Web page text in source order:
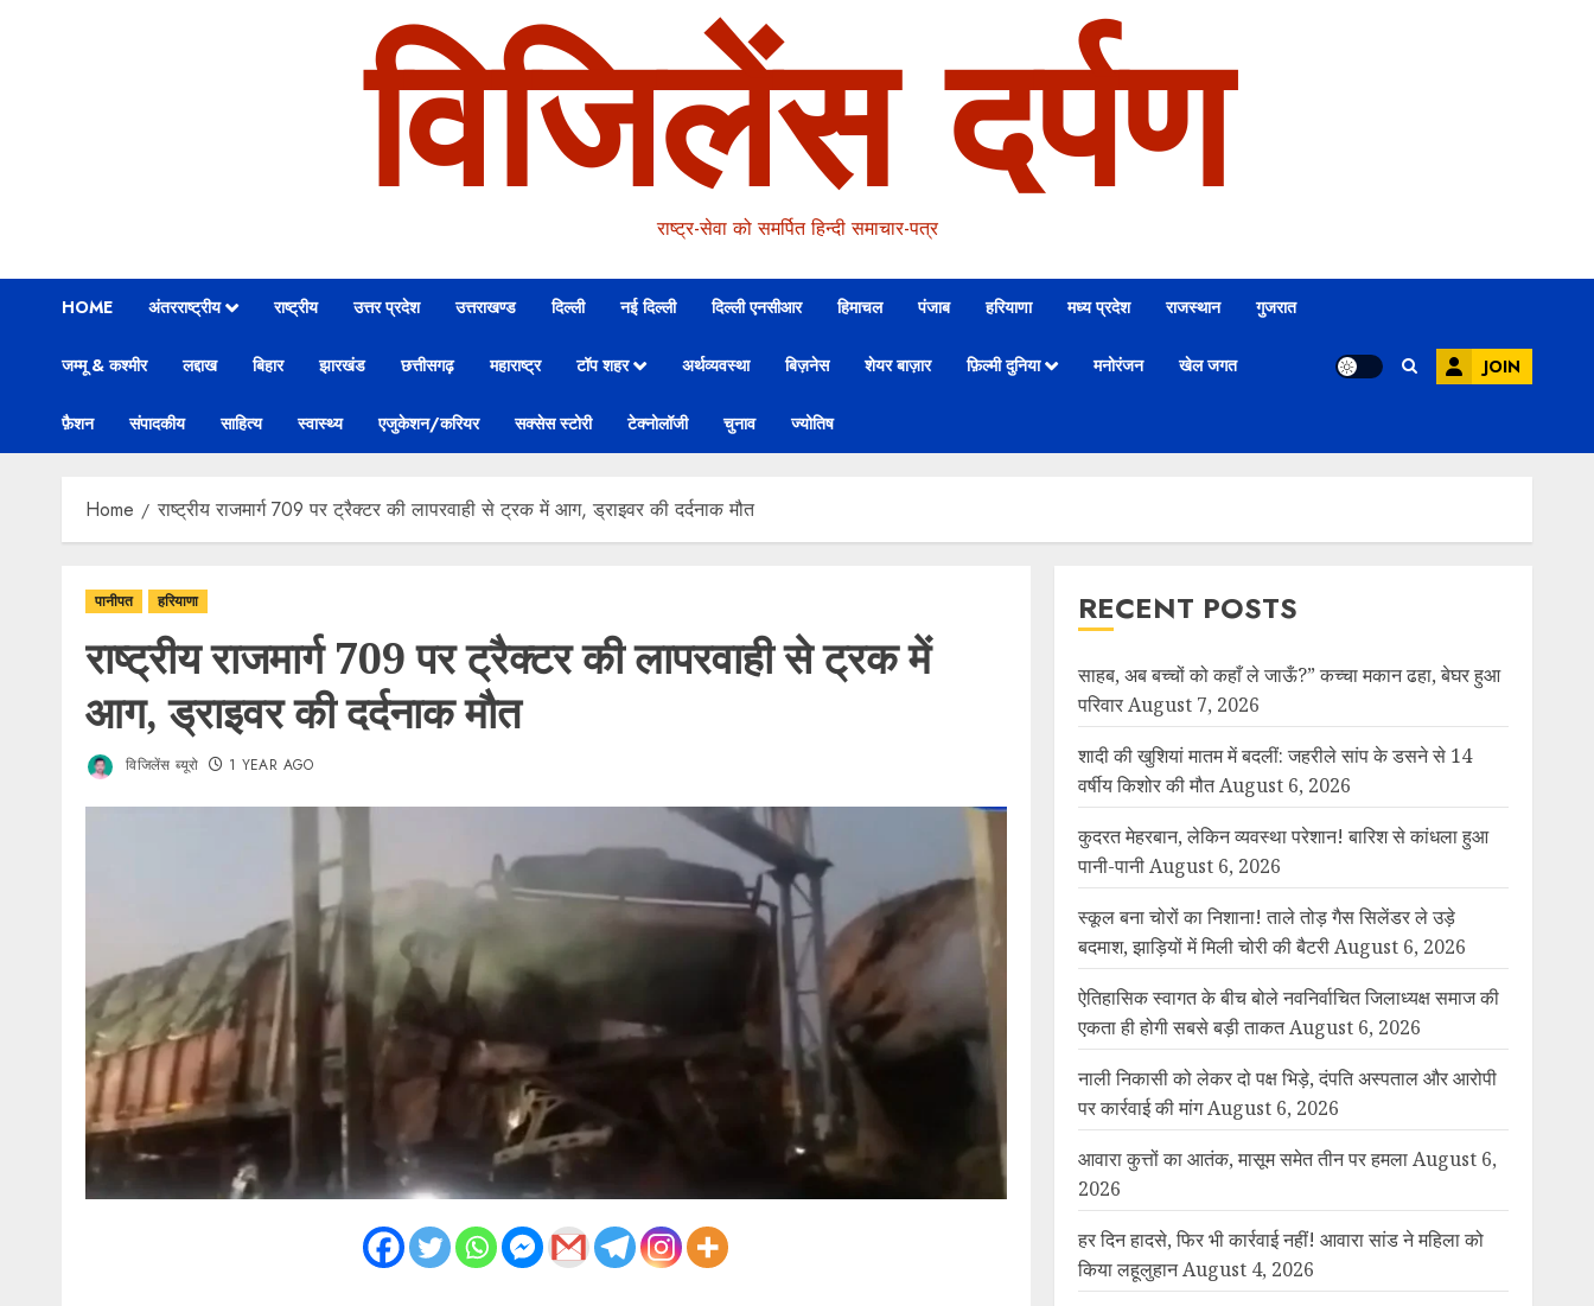
विजिलेंस दर्पण
राष्ट्र-सेवा को समर्पित हिन्दी समाचार-पत्र
HOME अंतरराष्ट्रीय राष्ट्रीय उत्तर प्रदेश उत्तराखण्ड दिल्ली नई दिल्ली दिल्ली एनसीआर हिमाचल पंजाब हरियाणा मध्य प्रदेश राजस्थान गुजरात
जम्मू & कश्मीर लद्दाख बिहार झारखंड छत्तीसगढ़ महाराष्ट्र टॉप शहर अर्थव्यवस्था बिज़नेस शेयर बाज़ार फ़िल्मी दुनिया मनोरंजन खेल जगत
फ़ैशन संपादकीय साहित्य स्वास्थ्य एजुकेशन/करियर सक्सेस स्टोरी टेक्नोलॉजी चुनाव ज्योतिष
JOIN
Home राष्ट्रीय राजमार्ग 709 पर ट्रैक्टर की लापरवाही से ट्रक में आग, ड्राइवर की दर्दनाक मौत
पानीपत हरियाणा
राष्ट्रीय राजमार्ग 709 पर ट्रैक्टर की लापरवाही से ट्रक में
आग, ड्राइवर की दर्दनाक मौत
विजिलेंस ब्यूरो 1 YEAR AGO
RECENT POSTS
साहब, अब बच्चों को कहाँ ले जाऊँ?” कच्चा मकान ढहा, बेघर हुआ
परिवार August 7, 2026
शादी की खुशियां मातम में बदलीं: जहरीले सांप के डसने से 14
वर्षीय किशोर की मौत August 6, 2026
कुदरत मेहरबान, लेकिन व्यवस्था परेशान! बारिश से कांधला हुआ
पानी-पानी August 6, 2026
स्कूल बना चोरों का निशाना! ताले तोड़ गैस सिलेंडर ले उड़े
बदमाश, झाड़ियों में मिली चोरी की बैटरी August 6, 2026
ऐतिहासिक स्वागत के बीच बोले नवनिर्वाचित जिलाध्यक्ष समाज की
एकता ही होगी सबसे बड़ी ताकत August 6, 2026
नाली निकासी को लेकर दो पक्ष भिड़े, दंपति अस्पताल और आरोपी
पर कार्रवाई की मांग August 6, 2026
आवारा कुत्तों का आतंक, मासूम समेत तीन पर हमला August 6,
2026
हर दिन हादसे, फिर भी कार्रवाई नहीं! आवारा सांड ने महिला को
किया लहूलुहान August 4, 2026